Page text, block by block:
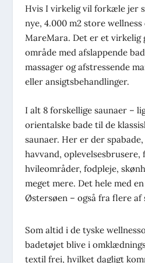
Hvis I virkelig vil forkæle jer
nye, 4.000 m2 store wellness
MareMara. Det er et virkelig
område med afslappende
massager og afstressende
eller ansigtsbehandlinger.
I alt 8 forskellige saunaer –
orientalske bade til de
saunaer. Her er der
havvand, oplevelsesbrusere,
hvileområder, fodpleje,
meget mere. Det hele med
Østersøen – også fra flere af
Som altid i de tyske
badetøjet blive i
textil frei, hvilket dagligt